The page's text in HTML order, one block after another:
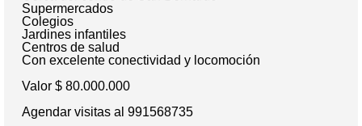
Supermercados
Colegios
Jardines infantiles
Centros de salud
Con excelente conectividad y locomoción
Valor $ 80.000.000
Agendar visitas al 991568735